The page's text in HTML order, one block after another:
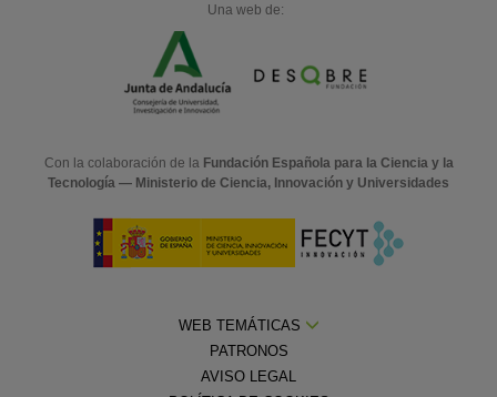
Una web de:
Con la colaboración de la Fundación Española para la Ciencia y la
Tecnología — Ministerio de Ciencia, Innovación y Universidades
WEB TEMÁTICAS
PATRONOS
AVISO LEGAL